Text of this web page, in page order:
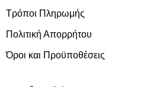
Τρόποι Πληρωμής
Πολιτική Απορρήτου
Όροι και Προϋποθέσεις